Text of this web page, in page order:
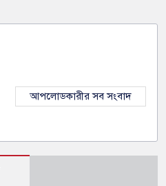
আপলোডকারীর সব সংবাদ